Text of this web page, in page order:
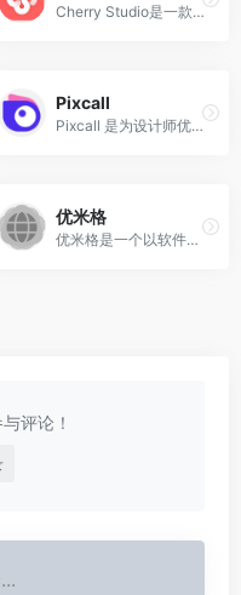
Cherry Studio是一款强大的多模型AI助手，支持 iOS、macOS 和 Windows 平台，快速切换多个先进的 LLM 模型，提升工作学习效率。
Pixcall
Pixcall 是为设计师优化的本地文件管理客户端，方便地管理图片、视频等设计素材，支持多种同步方案。
优米格
优米格是一个以软件资源介绍与分享为主的网站，主要发布Windows、Mac、IOS、安卓平台的各种应用软件、工具、破解资源以及相关介绍文章，如截图录屏工具、图像编辑软件、办公套件、手机 App 破解版版本等。
评论！